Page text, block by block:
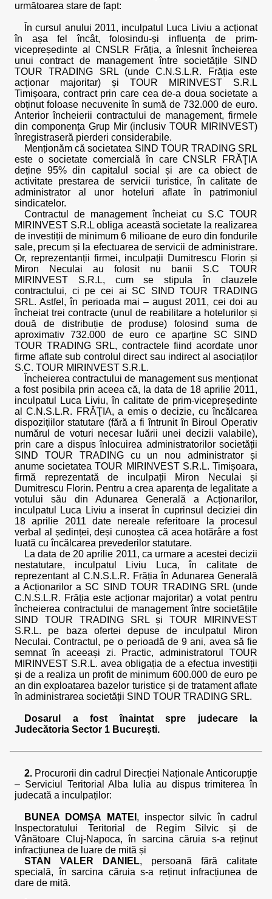
următoarea stare de fapt:
În cursul anului 2011, inculpatul Luca Liviu a acționat
în așa fel încât, folosindu-și influența de prim-
vicepreședinte al CNSLR Frăția, a înlesnit încheierea
unui contract de management între societățile SIND
TOUR TRADING SRL (unde C.N.S.L.R. Frăția este
acționar majoritar) și TOUR MIRINVEST S.R.L
Timișoara, contract prin care cea de-a doua societate a
obținut foloase necuvenite în sumă de 732.000 de euro.
Anterior încheierii contractului de management, firmele
din componența Grup Mir (inclusiv TOUR MIRINVEST)
înregistraseră pierderi considerabile.
Menționăm că societatea SIND TOUR TRADING SRL
este o societate comercială în care CNSLR FRĂŢIA
deține 95% din capitalul social și are ca obiect de
activitate prestarea de servicii turistice, în calitate de
administrator al unor hoteluri aflate în patrimoniul
sindicatelor.
Contractul de management încheiat cu S.C TOUR
MIRINVEST S.R.L obliga această societate la realizarea
de investiții de minimum 6 milioane de euro din fondurile
sale, precum și la efectuarea de servicii de administrare.
Or, reprezentanții firmei, inculpații Dumitrescu Florin și
Miron Neculai au folosit nu banii S.C TOUR
MIRINVEST S.R.L, cum se stipula în clauzele
contractului, ci pe cei ai SC SIND TOUR TRADING
SRL. Astfel, în perioada mai – august 2011, cei doi au
încheiat trei contracte (unul de reabilitare a hotelurilor și
două de distribuție de produse) folosind suma de
aproximativ 732.000 de euro ce aparține SC SIND
TOUR TRADING SRL, contractele fiind acordate unor
firme aflate sub controlul direct sau indirect al asociaților
S.C. TOUR MIRINVEST S.R.L.
Încheierea contractului de management sus menționat
a fost posibila prin aceea că, la data de 18 aprilie 2011,
inculpatul Luca Liviu, în calitate de prim-vicepreședinte
al C.N.S.L.R. FRĂŢIA, a emis o decizie, cu încălcarea
dispozițiilor statutare (fără a fi întrunit în Biroul Operativ
numărul de voturi necesar luării unei decizii valabile),
prin care a dispus înlocuirea administratorilor societății
SIND TOUR TRADING cu un nou administrator și
anume societatea TOUR MIRINVEST S.R.L. Timișoara,
firmă reprezentată de inculpații Miron Neculai și
Dumitrescu Florin. Pentru a crea aparența de legalitate a
votului său din Adunarea Generală a Acționarilor,
inculpatul Luca Liviu a inserat în cuprinsul deciziei din
18 aprilie 2011 date nereale referitoare la procesul
verbal al ședinței, deși cunoștea că acea hotărâre a fost
luată cu încălcarea prevederilor statutare.
La data de 20 aprilie 2011, ca urmare a acestei decizii
nestatutare, inculpatul Liviu Luca, în calitate de
reprezentant al C.N.S.L.R. Frăția în Adunarea Generală
a Acționarilor a SC SIND TOUR TRADING SRL (unde
C.N.S.L.R. Frăția este acționar majoritar) a votat pentru
încheierea contractului de management între societățile
SIND TOUR TRADING SRL și TOUR MIRINVEST
S.R.L. pe baza ofertei depuse de inculpatul Miron
Neculai. Contractul, pe o perioadă de 9 ani, avea să fie
semnat în aceeași zi. Practic, administratorul TOUR
MIRINVEST S.R.L. avea obligația de a efectua investiții
și de a realiza un profit de minimum 600.000 de euro pe
an din exploatarea bazelor turistice și de tratament aflate
în administrarea societății SIND TOUR TRADING SRL.
Dosarul a fost înaintat spre judecare la
Judecătoria Sector 1 București.
2. Procurorii din cadrul Direcției Naționale Anticorupție
– Serviciul Teritorial Alba Iulia au dispus trimiterea în
judecată a inculpaților:
BUNEA DOMȘA MATEI , inspector silvic în cadrul
Inspectoratului Teritorial de Regim Silvic și de
Vânătoare Cluj-Napoca, în sarcina căruia s-a reținut
infracțiunea de luare de mită și
STAN VALER DANIEL, persoană fără calitate
specială, în sarcina căruia s-a reținut infracțiunea de
dare de mită.